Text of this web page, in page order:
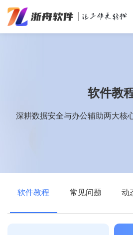
软件教
深耕数据安全与办公辅助两大核
软件教程 常见问题 动